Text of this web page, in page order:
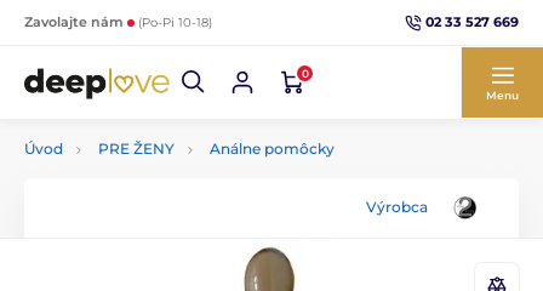
Zavolajte nám (Po-Pi 10-18) 02 33 527 669
0
Menu
Úvod PRE ŽENY Análne pomôcky
Výrobca